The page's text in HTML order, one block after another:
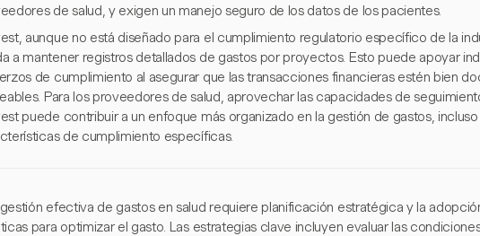
de salud, y exigen un manejo seguro de los datos de los pacientes.
aunque no está diseñado para el cumplimiento regulatorio específico de la
a mantener registros detallados de gastos por proyectos. Esto puede apoyar
de cumplimiento al asegurar que las transacciones financieras estén bien
Para los proveedores de salud, aprovechar las capacidades de
puede contribuir a un enfoque más organizado en la gestión de gastos,
de cumplimiento específicas.
efectiva de gastos en salud requiere planificación estratégica y la
para optimizar el gasto. Las estrategias clave incluyen evaluar las